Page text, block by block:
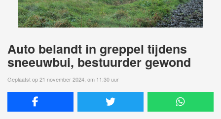
Auto belandt in greppel tijdens
sneeuwbui, bestuurder gewond
Geplaatst op 21 november 2024, om 11:30 uur